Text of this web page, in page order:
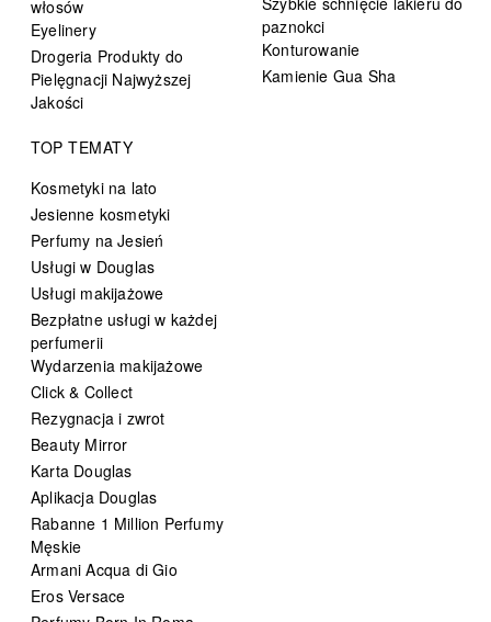
włosów
Eyelinery
Drogeria Produkty do
Pielęgnacji Najwyższej
Jakości
paznokci
Konturowanie
Kamienie Gua Sha
TOP TEMATY
Kosmetyki na lato
Jesienne kosmetyki
Perfumy na Jesień
Usługi w Douglas
Usługi makijażowe
Bezpłatne usługi w każdej
perfumerii
Wydarzenia makijażowe
Click & Collect
Rezygnacja i zwrot
Beauty Mirror
Karta Douglas
Aplikacja Douglas
Rabanne 1 Million Perfumy
Męskie
Armani Acqua di Gio
Eros Versace